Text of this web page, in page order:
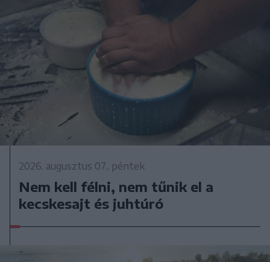
2026. augusztus 07., péntek
Nem kell félni, nem tűnik el a
kecskesajt és juhtúró